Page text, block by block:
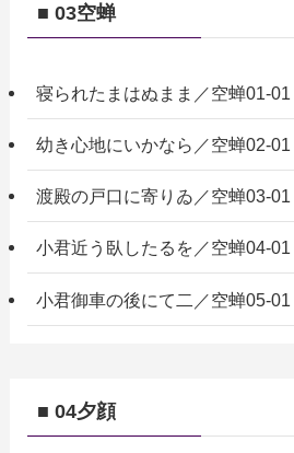
■ 03空蝉
寝られたまはぬまま／空蝉01-01
幼き心地にいかなら／空蝉02-01
渡殿の戸口に寄りゐ／空蝉03-01
小君近う臥したるを／空蝉04-01
小君御車の後にて二／空蝉05-01
■ 04夕顔